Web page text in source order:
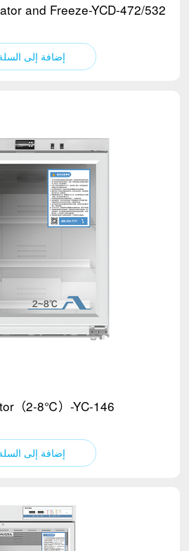
and Freeze-YCD-472/532
إضافة إلى
（2-8℃）-YC-146
إضافة إلى